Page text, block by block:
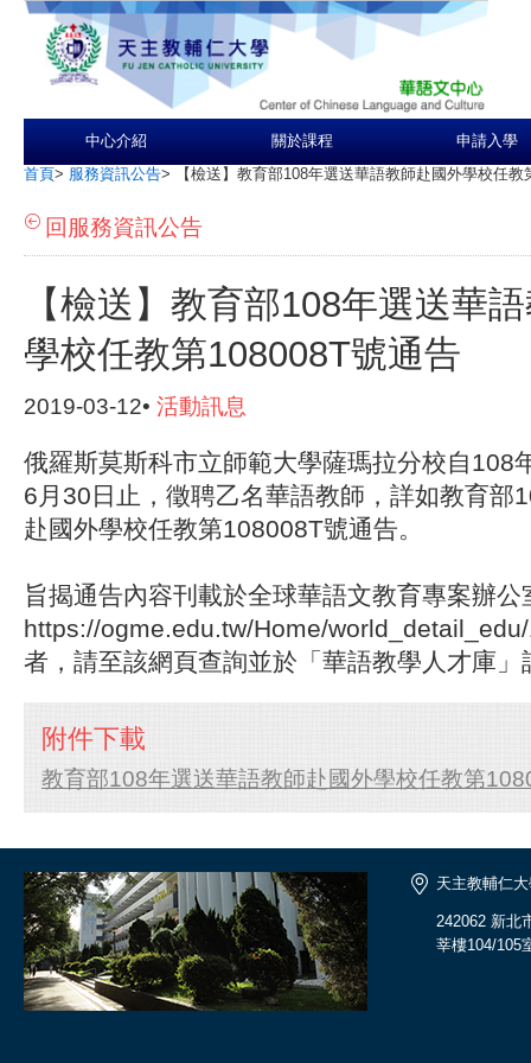
中心介紹 關於課程 申請入學
首頁> 服務資訊公告> 【檢送】教育部108年選送華語教師赴國外學校任教
回服務資訊公告
【檢送】教育部108年選送華
學校任教第108008T號通告
2019-03-12• 活動訊息
俄羅斯莫斯科市立師範大學薩瑪拉分校自108
6月30日止，徵聘乙名華語教師，詳如教育部
赴國外學校任教第108008T號通告。
旨揭通告內容刊載於全球華語文教育專案辦公
https://ogme.edu.tw/Home/
者，請至該網頁查詢並於「華語教學人才庫」
附件下載
教育部108年選送華語教師赴國外學校任教第
天主教輔仁
242062 新北
莘樓104/105